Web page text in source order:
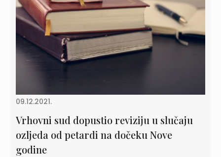
09.12.2021.
Vrhovni sud dopustio reviziju u slučaju
ozljeda od petardi na dočeku Nove
godine